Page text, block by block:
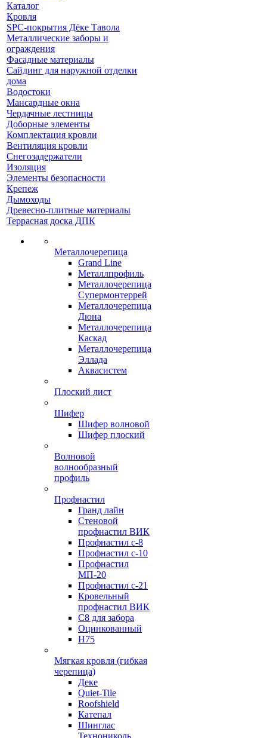
Каталог
Кровля
SPC-покрытия Дёке Тавола
Металлические заборы и
ограждения
Фасадные материалы
Сайдинг для наружной отделки
дома
Водостоки
Мансардные окна
Чердачные лестницы
Доборные элементы
Комплектация кровли
Вентиляция кровли
Снегозадержатели
Изоляция
Элементы безопасности
Крепеж
Дымоходы
Древесно-плитные материалы
Террасная доска ДПК
Металлочерепица
Grand Line
Металлпрофиль
Металлочерепица
Супермонтеррей
Металлочерепица
Дюна
Металлочерепица
Каскад
Металлочерепица
Эллада
Аквасистем
Плоский лист
Шифер
Шифер волновой
Шифер плоский
Волновой
волнообразный
профиль
Профнастил
Гранд лайн
Стеновой
профнастил ВИК
Профнастил с-8
Профнастил с-10
Профнастил
МП-20
Профнастил с-21
Кровельный
профнастил ВИК
С8 для забора
Оцинкованный
Н75
Мягкая кровля (гибкая
черепица)
Деке
Quiet-Tile
Roofshield
Катепал
Шинглас
Технониколь